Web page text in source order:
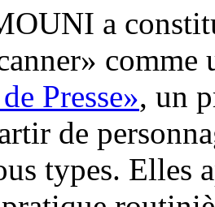
a
comme
Presse», un
de
types. Elles